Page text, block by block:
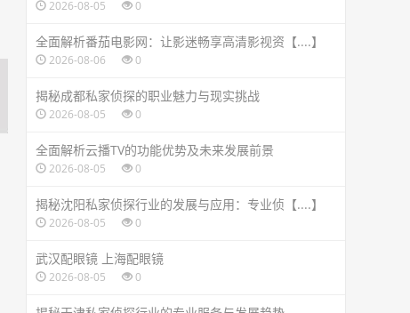
2026-08-05 0
全面解析番茄电影网：让影迷畅享高清影视资【....】
2026-08-06 0
揭秘成都私家侦探的职业魅力与现实挑战
2026-08-05 0
全面解析云播TV的功能优势及未来发展前景
2026-08-05 0
揭秘沈阳私家侦探行业的发展与应用：专业侦【....】
2026-08-05 0
武汉配眼镜 上海配眼镜
2026-08-05 0